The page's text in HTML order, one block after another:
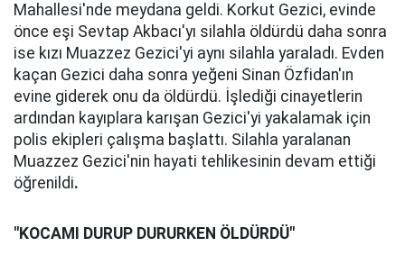
Mahallesi'nde meydana geldi. Korkut Gezici, evinde
önce eşi Sevtap Akbacı'yı silahla öldürdü daha sonra
ise kızı Muazzez Gezici'yi aynı silahla yaraladı. Evden
kaçan Gezici daha sonra yeğeni Sinan Özfidan'ın
evine giderek onu da öldürdü. İşlediği cinayetlerin
ardından kayıplara karışan Gezici'yi yakalamak için
polis ekipleri çalışma başlattı. Silahla yaralanan
Muazzez Gezici'nin hayati tehlikesinin devam ettiği
öğrenildi.
"KOCAMI DURUP DURURKEN ÖLDÜRDÜ"